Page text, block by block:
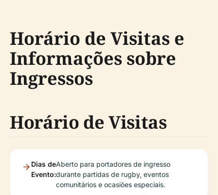
Horário de Visitas e
Informações sobre
Ingressos
Horário de Visitas
Dias de
Evento:
Aberto para portadores de ingresso
durante partidas de rugby, eventos
comunitários e ocasiões especiais.